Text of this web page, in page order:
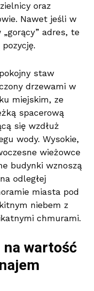
oraz
Nawet jeśli w
„gorący” adres, te
na wartość